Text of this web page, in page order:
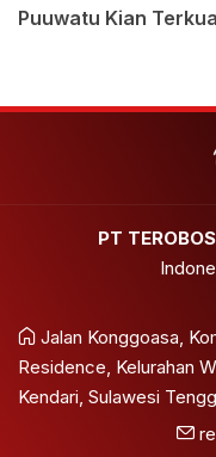
Puuwatu Kian
PT
Jalan Konggoasa,
Residence, Kelurahan
Kendari, Sulawesi